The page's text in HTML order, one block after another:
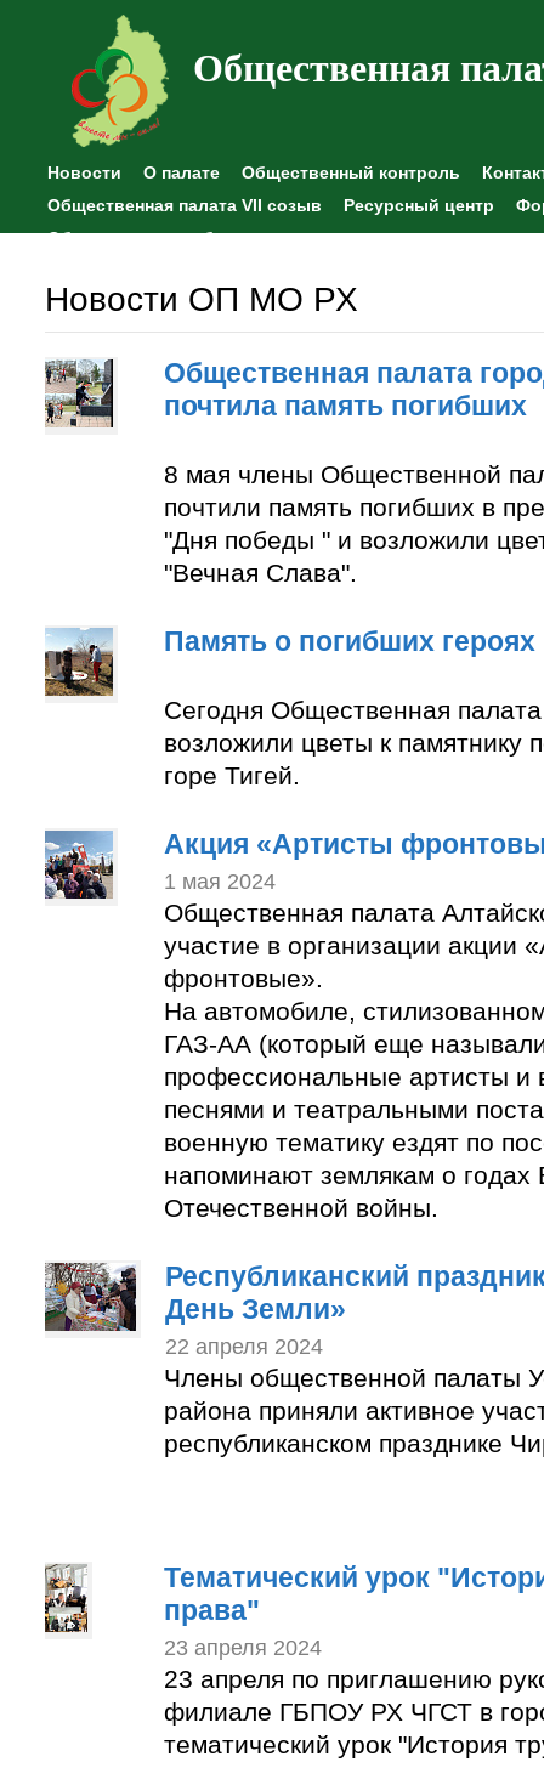
Общественная
Новости О палате Общественный контроль
Общественная палата VII созыв
Ресурсный центр
Общественные наблюдения
Новости ОП МО РХ
Общественная палата
почтила память погибших
8 мая члены Общественной
почтили память погибших в
"Дня победы " и возложили
"Вечная Слава".
Память о погибших героях
Сегодня Общественная
возложили цветы к памятнику
горе Тигей.
Акция «Артисты
1 мая 2024
Общественная палата
участие в организации акции
фронтовые».
На автомобиле,
ГАЗ-АА (который еще
профессиональные артисты и
песнями и театральными
военную тематику ездят по
напоминают землякам о годах
Отечественной войны.
Республиканский
День Земли»
22 апреля 2024
Члены общественной палаты
района приняли активное
республиканском празднике
Тематический урок
права"
23 апреля 2024
23 апреля по приглашению
филиале ГБПОУ РХ ЧГСТ в
тематический урок "История